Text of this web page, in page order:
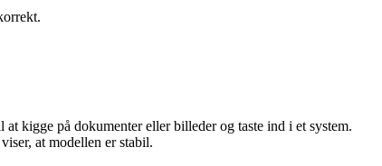
kigge på dokumenter eller billeder og taste ind i et system.
at modellen er stabil.